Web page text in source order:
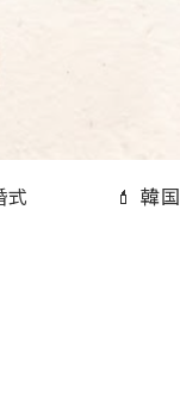
式 💄 韓